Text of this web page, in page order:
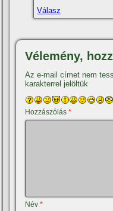
Válasz
Vélemény,
Az e-mail címet nem
karakterrel jelöltük
Hozzászólás*
Név*